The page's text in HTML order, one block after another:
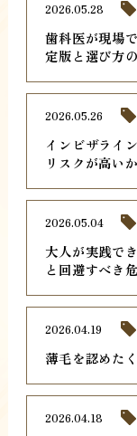
歯科医が現場
定版と選び方
2026.05.28
インビザライ
リスクが高い
2026.05.26
大人が実践で
と回避すべき
2026.05.04
薄毛を認めた
2026.04.19
2026.04.18